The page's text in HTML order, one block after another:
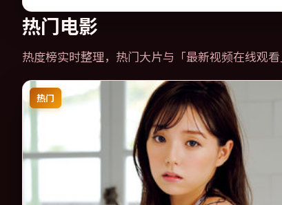
热门电影
热度榜实时整理，热门大片与「最新视频在线观看
热门